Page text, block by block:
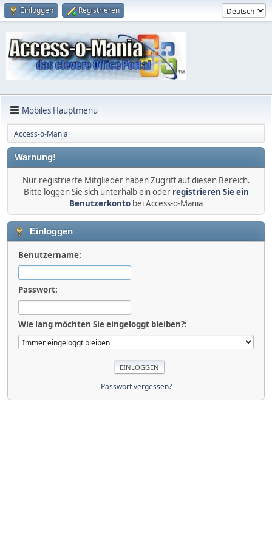
Einloggen Registrieren
Mobiles Hauptmenü
Access-o-Mania
Warnung!
Nur registrierte Mitglieder haben Zugriff auf diesen Bereich.
Bitte loggen Sie sich unterhalb ein oder registrieren Sie ein
Benutzerkonto bei Access-o-Mania
Einloggen
Benutzername:
Passwort:
Wie lang möchten Sie eingeloggt bleiben?:
Passwort vergessen?